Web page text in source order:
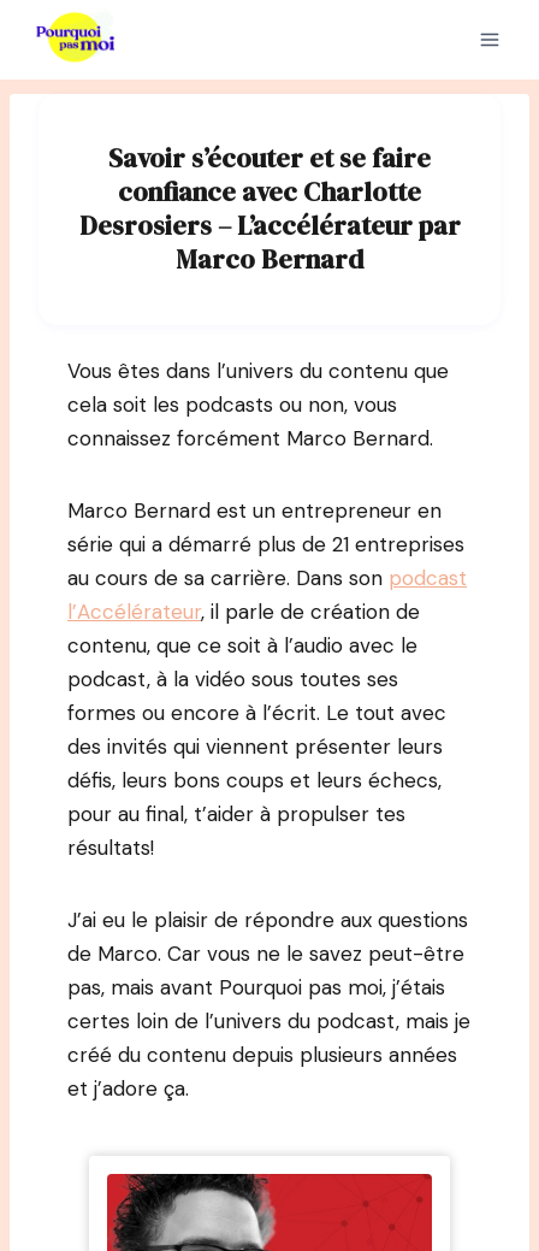
contenu
Savoir s’écouter et se faire
confiance avec Charlotte
Desrosiers – L’accélérateur par
Marco Bernard
Vous êtes dans l’univers du contenu que
cela soit les podcasts ou non, vous
connaissez forcément Marco Bernard.
Marco Bernard est un entrepreneur en
série qui a démarré plus de 21 entreprises
au cours de sa carrière. Dans son podcast
l’Accélérateur, il parle de création de
contenu, que ce soit à l’audio avec le
podcast, à la vidéo sous toutes ses
formes ou encore à l’écrit. Le tout avec
des invités qui viennent présenter leurs
défis, leurs bons coups et leurs échecs,
pour au final, t’aider à propulser tes
résultats!
J’ai eu le plaisir de répondre aux questions
de Marco. Car vous ne le savez peut-être
pas, mais avant Pourquoi pas moi, j’étais
certes loin de l’univers du podcast, mais je
créé du contenu depuis plusieurs années
et j’adore ça.